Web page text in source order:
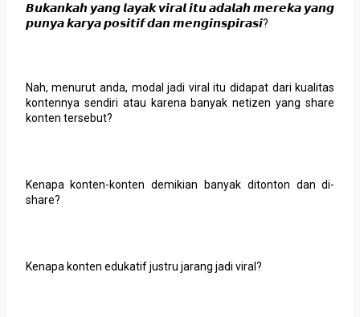
𝘽𝙪𝙠𝙖𝙣𝙠𝙖𝙝 𝙮𝙖𝙣𝙜 𝙡𝙖𝙮𝙖𝙠 𝙫𝙞𝙧𝙖𝙡 𝙞𝙩𝙪 𝙖𝙙𝙖𝙡𝙖𝙝 𝙢𝙚𝙧𝙚𝙠𝙖 𝙮𝙖𝙣𝙜
𝙥𝙪𝙣𝙮𝙖 𝙠𝙖𝙧𝙮𝙖 𝙥𝙤𝙨𝙞𝙩𝙞𝙛 𝙙𝙖𝙣 𝙢𝙚𝙣𝙜𝙞𝙣𝙨𝙥𝙞𝙧𝙖𝙨𝙞?
Nah, menurut anda, modal jadi viral itu didapat dari kualitas
kontennya sendiri atau karena banyak netizen yang share
konten tersebut?
Kenapa konten-konten demikian banyak ditonton dan di-
share?
Kenapa konten edukatif justru jarang jadi viral?